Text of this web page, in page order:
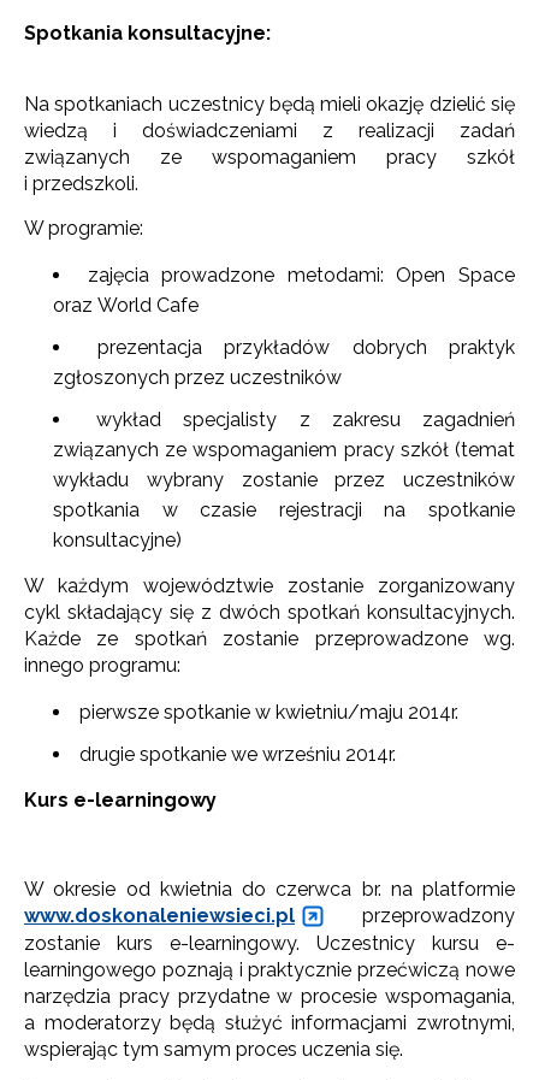
Spotkania konsultacyjne:
Na spotkaniach uczestnicy będą mieli okazję dzielić się
wiedzą i doświadczeniami z realizacji zadań
związanych ze wspomaganiem pracy szkół
i przedszkoli.
W programie:
zajęcia prowadzone metodami: Open Space
oraz World Cafe
prezentacja przykładów dobrych praktyk
zgłoszonych przez uczestników
wykład specjalisty z zakresu zagadnień
związanych ze wspomaganiem pracy szkół (temat
wykładu wybrany zostanie przez uczestników
spotkania w czasie rejestracji na spotkanie
konsultacyjne)
W każdym województwie zostanie zorganizowany
cykl składający się z dwóch spotkań konsultacyjnych.
Każde ze spotkań zostanie przeprowadzone wg.
innego programu:
pierwsze spotkanie w kwietniu/maju 2014r.
drugie spotkanie we wrześniu 2014r.
Kurs e-learningowy
W okresie od kwietnia do czerwca br. na platformie
www.doskonaleniewsieci.pl
przeprowadzony
zostanie kurs e-learningowy. Uczestnicy kursu e-
learningowego poznają i praktycznie przećwiczą nowe
narzędzia pracy przydatne w procesie wspomagania,
a moderatorzy będą służyć informacjami zwrotnymi,
wspierając tym samym proces uczenia się.